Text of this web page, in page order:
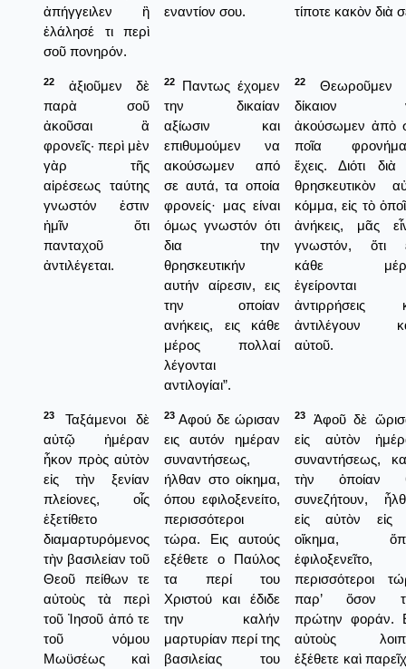
ἀπήγγειλεν ἢ
ἐλάλησέ τι περὶ
σοῦ πονηρόν.
εναντίον σου.
τίποτε κακὸν διὰ
22
ἀξιοῦμεν δὲ
παρὰ σοῦ
ἀκοῦσαι ἃ
φρονεῖς· περὶ μὲν
γὰρ τῆς
αἱρέσεως ταύτης
γνωστόν ἐστιν
ἡμῖν ὅτι
πανταχοῦ
ἀντιλέγεται.
22
Παντως έχομεν
την δικαίαν
αξίωσιν και
επιθυμούμεν να
ακούσωμεν από
σε αυτά, τα οποία
φρονείς· μας είναι
όμως γνωστόν ότι
δια την
θρησκευτικήν
αυτήν αίρεσιν, εις
την οποίαν
ανήκεις, εις κάθε
μέρος πολλαί
λέγονται
αντιλογίαι”.
22
Θεωροῦμεν
δίκαιον
ἀκούσωμεν ἀπὸ
ποῖα
ἔχεις. Διότι διὰ
θρησκευτικὸν
κόμμα, εἰς τὸ
ἀνήκεις, μᾶς
γνωστόν, ὅτι
κάθε
ἐγείρονται
ἀντιρρήσεις
ἀντιλέγουν
αὐτοῦ.
23
Ταξάμενοι δὲ
αὐτῷ ἡμέραν
ἧκον πρὸς αὐτὸν
εἰς τὴν ξενίαν
πλείονες, οἷς
ἐξετίθετο
διαμαρτυρόμενος
τὴν βασιλείαν τοῦ
Θεοῦ πείθων τε
αὐτοὺς τὰ περὶ
τοῦ Ἰησοῦ ἀπό τε
τοῦ νόμου
Μωϋσέως καὶ
23 Αφού δε ώρισαν
εις αυτόν ημέραν
συναντήσεως,
ήλθαν στο οίκημα,
όπου εφιλοξενείτο,
περισσότεροι
τώρα. Εις αυτούς
εξέθετε ο Παύλος
τα περί του
Χριστού και έδιδε
την καλήν
μαρτυρίαν περί της
βασιλείας του
23
Ἀφοῦ δὲ
εἰς αὐτὸν
συναντήσεως,
τὴν ὁποίαν
συνεζήτουν,
εἰς αὐτὸν εἰς
οἴκημα,
ἐφιλοξενεῖτο,
περισσότεροι
παρ’ ὅσον
πρώτην φοράν.
αὐτοὺς
ἐξέθετε καὶ